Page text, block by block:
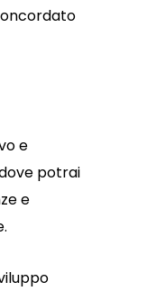
e
potrai
e